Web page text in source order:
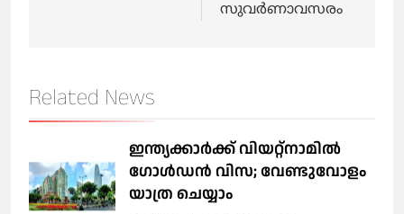
സുവര്‍ണാവസരം
Related News
ഇന്ത്യക്കാർക്ക് വിയറ്റ്‌നാമില്‍
ഗോള്‍ഡന്‍ വിസ; വേണ്ടുവോളം
യാത്ര ചെയ്യാം